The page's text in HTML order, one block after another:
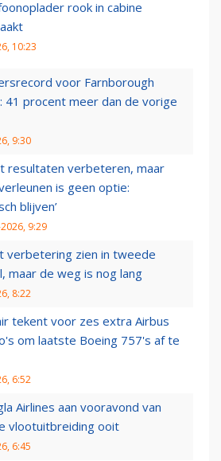
rook in cabine
10:23
voor Farnborough
41 procent meer dan de vorige
9:30
resultaten verbeteren, maar
is geen optie:
blijven’
9:29
verbetering zien in tweede
maar de weg is nog lang
8:22
tekent voor zes extra Airbus
om laatste Boeing 757's af te
6:52
Airlines aan vooravond van
vlootuitbreiding ooit
6:45